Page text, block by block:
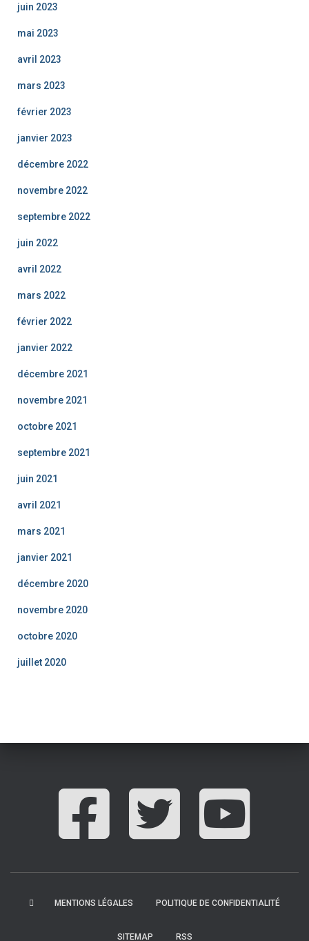
juin 2023
mai 2023
avril 2023
mars 2023
février 2023
janvier 2023
décembre 2022
novembre 2022
septembre 2022
juin 2022
avril 2022
mars 2022
février 2022
janvier 2022
décembre 2021
novembre 2021
octobre 2021
septembre 2021
juin 2021
avril 2021
mars 2021
janvier 2021
décembre 2020
novembre 2020
octobre 2020
juillet 2020
MENTIONS LÉGALES POLITIQUE DE CONFIDENTIALITÉ
SITEMAP RSS